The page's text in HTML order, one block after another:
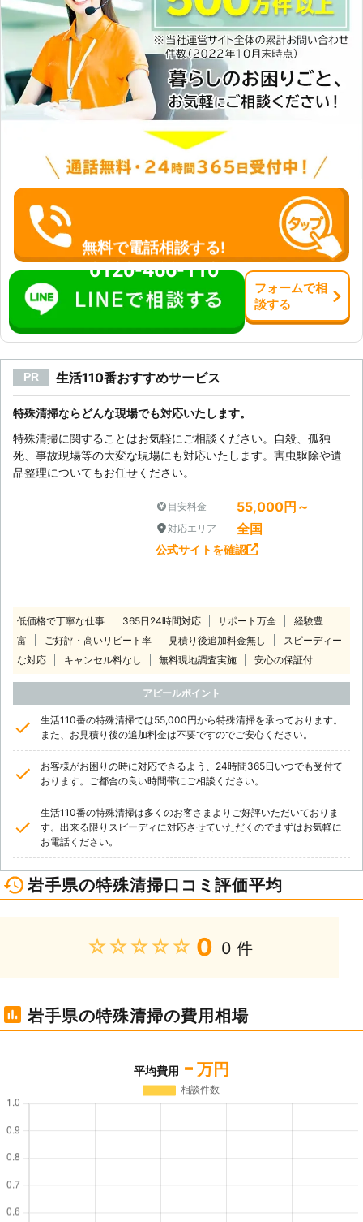
合がございます。
無料で電話相談する!
0120-466-110
フォームで相
談する
PR 生活110番おすすめサービス
特殊清掃ならどんな現場でも対応いたします。
特殊清掃に関することはお気軽にご相談ください。自殺、孤独
死、事故現場等の大変な現場にも対応いたします。害虫駆除や遺
品整理についてもお任せください。
目安料金 55,000円～
対応エリア 全国
公式サイトを確認
低価格で丁寧な仕事 365日24時間対応 サポート万全
経験豊
富
ご好評・高いリピート率 見積り後追加料金無し
スピーディー
な対応
キャンセル料なし 無料現地調査実施 安心の保証付
アピールポイント
生活110番の特殊清掃では55,000円から特殊清掃を承っております。
また、お見積り後の追加料金は不要ですのでご安心ください。
お客様がお困りの時に対応できるよう、24時間365日いつでも受付て
おります。ご都合の良い時間帯にご相談ください。
生活110番の特殊清掃は多くのお客さまよりご好評いただいておりま
す。出来る限りスピーディに対応させていただくのでまずはお気軽に
お電話ください。
岩手県の特殊清掃口コミ評価平均
★★★★★ 0 0 件
岩手県の特殊清掃の費用相場
平均費用 - 万円